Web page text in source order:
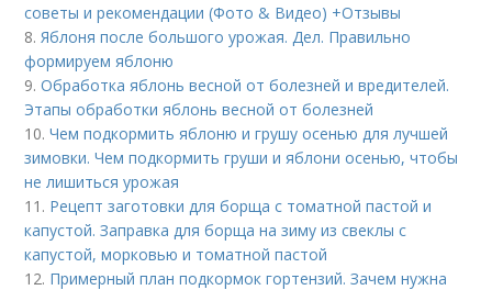
советы и рекомендации (Фото & Видео) +Отзывы
8. Яблоня после большого урожая. Дел. Правильно
формируем яблоню
9.Обработка яблонь весной от болезней и вредителей.
Этапы обработки яблонь весной от болезней
10.Чем подкормить яблоню и грушу осенью для лучшей
зимовки. Чем подкормить груши и яблони осенью, чтобы
не лишиться урожая
11. Рецепт заготовки для борща с томатной пастой и
капустой. Заправка для борща на зиму из свеклы с
капустой, морковью и томатной пастой
12. Примерный план подкормок гортензий. Зачем нужна